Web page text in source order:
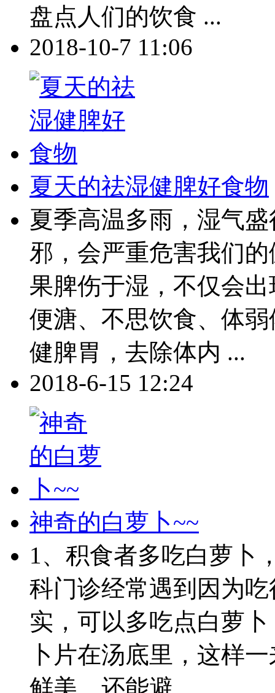
盘点人们的饮食 ...
2018-10-7 11:06
夏天的祛湿健脾好食物
夏季高温多雨，湿气
邪，会严重危害我们
果脾伤于湿，不仅会
便溏、不思饮食、体
健脾胃，去除体内 ...
2018-6-15 12:24
神奇的白萝卜~~
1、积食者多吃白萝卜
科门诊经常遇到因为
实，可以多吃点白萝
卜片在汤底里，这样
鲜美，还能避 ...